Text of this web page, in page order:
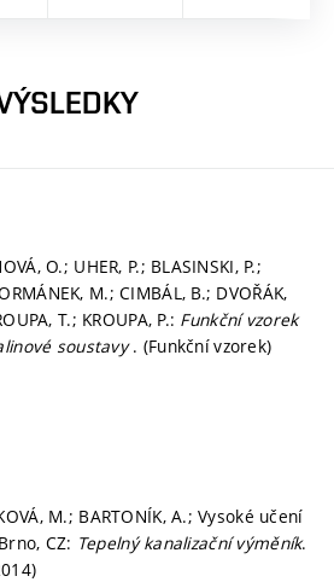
O.; UHER, P.; BLASINSKI, P.;
M.; CIMBÁL, B.; DVOŘÁK,
T.; KROUPA, P.: Funkční vzorek
soustavy. (Funkční vzorek)
M.; BARTONÍK, A.; Vysoké učení
CZ: Tepelný kanalizační výměník.